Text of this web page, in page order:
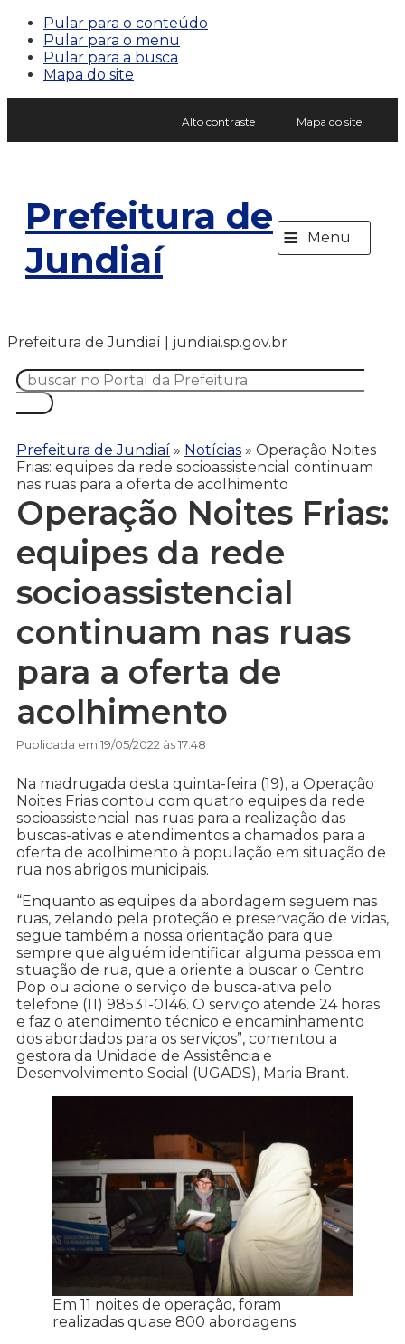
Pular para o conteúdo
Pular para o menu
Pular para a busca
Mapa do site
Alto contraste Mapa do site
Prefeitura de
Jundiaí
≡ Menu
Prefeitura de Jundiaí | jundiai.sp.gov.br
Prefeitura de Jundiaí » Notícias » Operação Noites
Frias: equipes da rede socioassistencial continuam
nas ruas para a oferta de acolhimento
Operação Noites Frias:
equipes da rede
socioassistencial
continuam nas ruas
para a oferta de
acolhimento
Publicada em 19/05/2022 às 17:48
Na madrugada desta quinta-feira (19), a Operação
Noites Frias contou com quatro equipes da rede
socioassistencial nas ruas para a realização das
buscas-ativas e atendimentos a chamados para a
oferta de acolhimento à população em situação de
rua nos abrigos municipais.
“Enquanto as equipes da abordagem seguem nas
ruas, zelando pela proteção e preservação de vidas,
segue também a nossa orientação para que
sempre que alguém identificar alguma pessoa em
situação de rua, que a oriente a buscar o Centro
Pop ou acione o serviço de busca-ativa pelo
telefone (11) 98531-0146. O serviço atende 24 horas
e faz o atendimento técnico e encaminhamento
dos abordados para os serviços”, comentou a
gestora da Unidade de Assistência e
Desenvolvimento Social (UGADS), Maria Brant.
Em 11 noites de operação, foram
realizadas quase 800 abordagens